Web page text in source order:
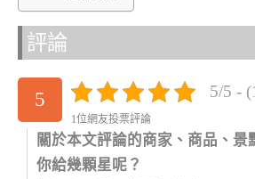
評論
5 5/5 -
1位網友投票評論
關於本文評論的商家、商品、景
你給幾顆星呢？